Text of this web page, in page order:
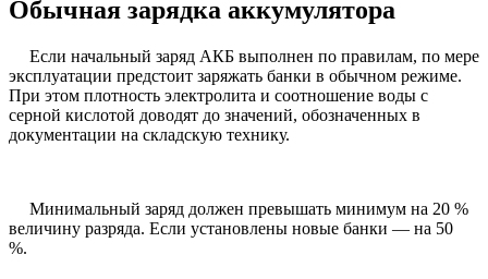
Обычная зарядка аккумулятора
Если начальный заряд АКБ выполнен по правилам, по мере
эксплуатации предстоит заряжать банки в обычном режиме.
При этом плотность электролита и соотношение воды с
серной кислотой доводят до значений, обозначенных в
документации на складскую технику.
Минимальный заряд должен превышать минимум на 20 %
величину разряда. Если установлены новые банки — на 50
%.